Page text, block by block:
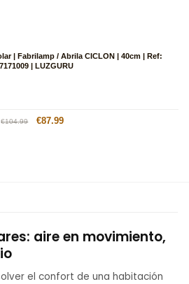
| Fabrilamp / Abrila CICLON | 40cm | Ref:
| LUZGURU
Precio
€104.99
Precio
€87.99
aire en movimiento,
el confort de una habitación